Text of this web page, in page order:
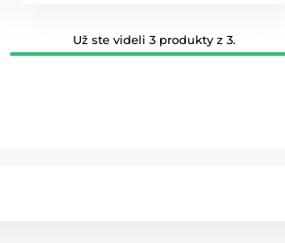
Už ste videli 3 produkty z 3.